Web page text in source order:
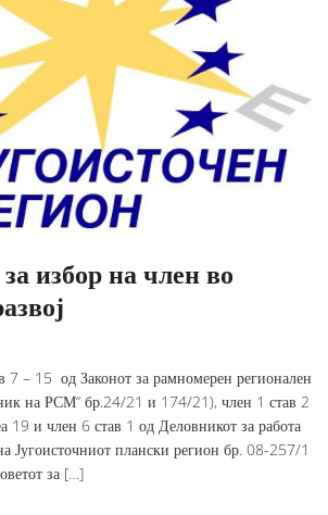
избор на член во
7 – 15 од Законот за рамномерен регионален
на РСМ“ бр.24/21 и 174/21), член 1 став 2
19 и член 6 став 1 од Деловникот за работа
Југоисточниот плански регион бр. 08-257/1
за […]